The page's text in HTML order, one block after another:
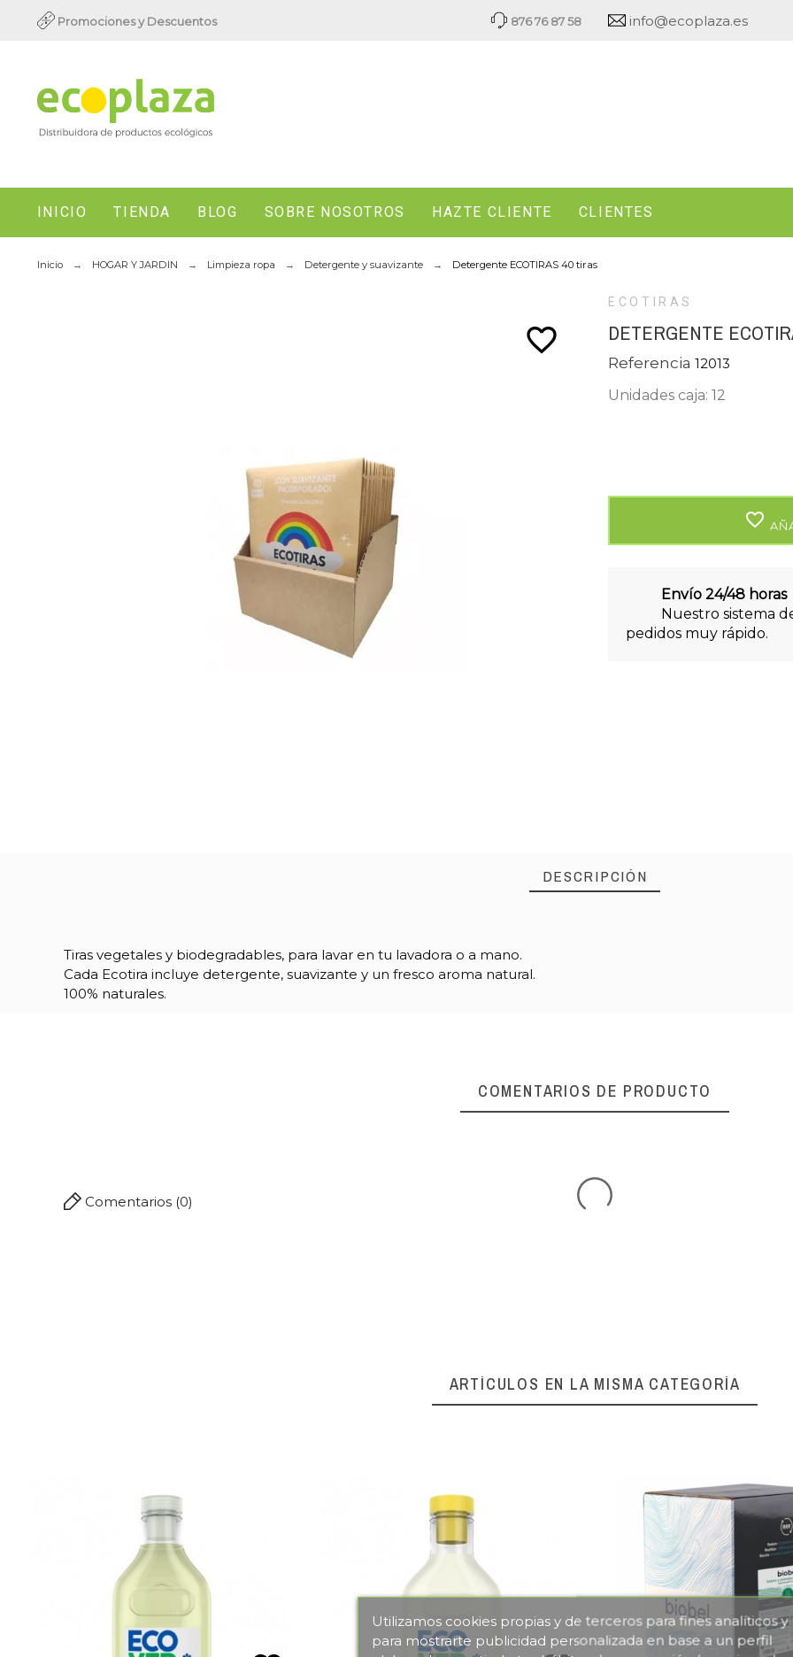
Utilizamos cookies propias y de terceros para fines analíticos y
para mostrarte publicidad personalizada en base a un perfil
Promociones y Descuentos 876 76 87 58 info@ecoplaza.es
INICIO TIENDA BLOG SOBRE NOSOTROS HAZTE CLIENTE CLIENTES
Inicio HOGAR Y JARDIN Limpieza ropa Detergente y suavizante Detergente ECOTIRAS 40 tiras
favorite_border
ECOTIRAS
DETERGENTE
Referencia 12013
Unidades caja: 12
favorite_border
Envío 24/48 horas
Nuestro sistema
pedidos muy rápido.
DESCRIPCIÓN
Tiras vegetales y biodegradables, para lavar en tu lavadora o a mano.
Cada Ecotira incluye detergente, suavizante y un fresco aroma natural.
100% naturales.
COMENTARIOS DE PRODUCTO
Comentarios (0)
ARTÍCULOS EN LA MISMA CATEGORÍA